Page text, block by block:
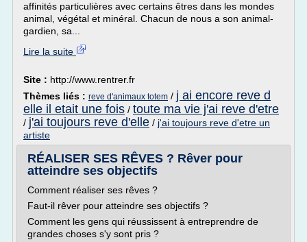
affinités particulières avec certains êtres dans les mondes
animal, végétal et minéral. Chacun de nous a son animal-
gardien, sa...
Lire la suite
Site : http://www.rentrer.fr
Thèmes liés : reve d'animaux totem / j ai encore reve d
elle il etait une fois / toute ma vie j'ai reve d'etre
/ j'ai toujours reve d'elle / j'ai toujours reve d'etre un
artiste
RÉALISER SES RÊVES ? Rêver pour
atteindre ses objectifs
Comment réaliser ses rêves ?
Faut-il rêver pour atteindre ses objectifs ?
Comment les gens qui réussissent à entreprendre de
grandes choses s'y sont pris ?